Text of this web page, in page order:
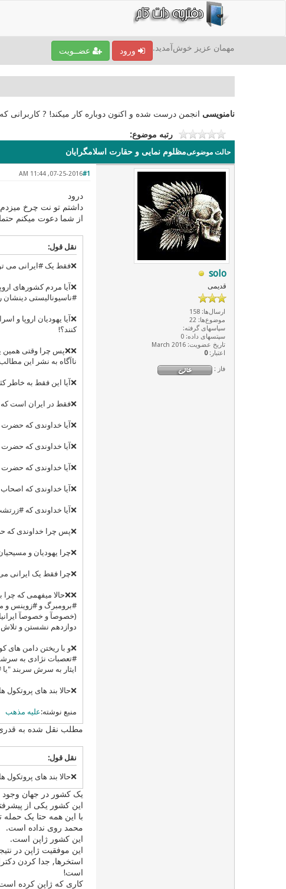
ورود عضــویت مهمان عزیز خوش‌آمدید.
نامنویسی انجمن درست شده و اکنون دوباره کار میکند! ? کاربرانی
رتبه موضوع:
حالت موضوعیمظلوم نمایی و حقارت اسلامگرایان
solo
قدیمی
ارسال‌ها: 158
موضوع‌ها: 22
سپاسهای گرفته:
سپتسهای داده: 0
تاریخ عضویت: March 2016
اعتبار:0
فاز :
#1
07-25-2016, 11:44 AM
درود
داشتم تو نت چرخ
از شما دعوت میکنم حتما
نقل قول:
❌فقط یک #ایرانی می
❌آیا مردم کشورهای
#ناسیونالیستی دینشان
❌آیا یهودیان اروپا و
کنند؟!
❌❌پس چرا وقتی همین
ناآگاه به نشر این
❌آیا این فقط به خاطر
❌فقط در ایران است
❌آیا خداوندی که حضرت
❌آیا خداوندی که
❌آیا خداوندی که
❌آیا خداوندی که
❌آیا خداوندی که
❌پس چرا خداوندی که
❌چرا یهودیان و
❌چرا فقط یک ایرانی
#برومبرگ و #زوینس و
دوازدهم نشستن و تلاش
❌و با ریختن دامن های
#تعصبات نژادی به
ایثار به سرش سربند "یا #حسین"ببنده و از
❌حالا بند های پروتکول
منبع نوشته:علیه مذهب
مطلب نقل شده به قدری
نقل قول:
❌حالا بند های پروتکول
یک کشور در جهان وجود
این کشور یکی از
با این همه حتا یک
محمد روی نداده است.
این کشور ژاپن است.
این موفقیت ژاپن در
استخرها, جدا کردن
است!
کاری که ژاپن کرده است